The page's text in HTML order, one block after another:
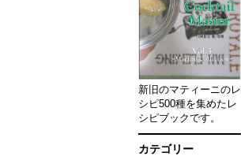
新旧のマティーニのレ
シピ500種を集めたレ
シピブックです。
カテゴリー